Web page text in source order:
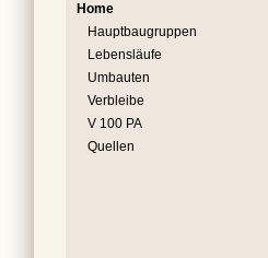
Home
Hauptbaugruppen
Lebensläufe
Umbauten
Verbleibe
V 100 PA
Quellen